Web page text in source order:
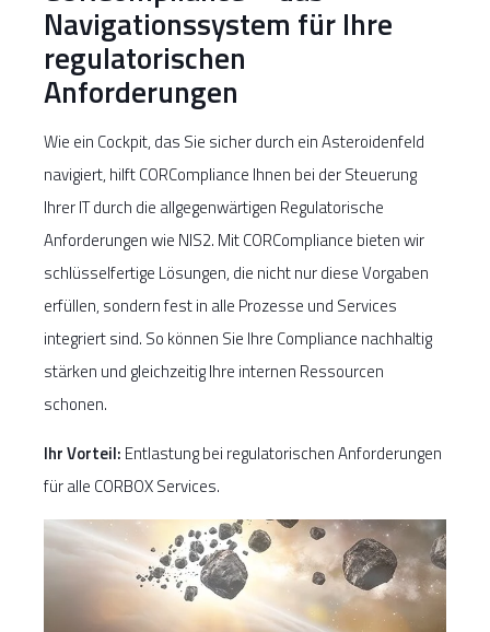
Navigationssystem für Ihre
regulatorischen
Anforderungen
Wie ein Cockpit, das Sie sicher durch ein Asteroidenfeld
navigiert, hilft CORCompliance Ihnen bei der Steuerung
Ihrer IT durch die allgegenwärtigen Regulatorische
Anforderungen wie NIS2. Mit CORCompliance bieten wir
schlüsselfertige Lösungen, die nicht nur diese Vorgaben
erfüllen, sondern fest in alle Prozesse und Services
integriert sind. So können Sie Ihre Compliance nachhaltig
stärken und gleichzeitig Ihre internen Ressourcen
schonen.
Ihr Vorteil: Entlastung bei regulatorischen Anforderungen
für alle CORBOX Services.